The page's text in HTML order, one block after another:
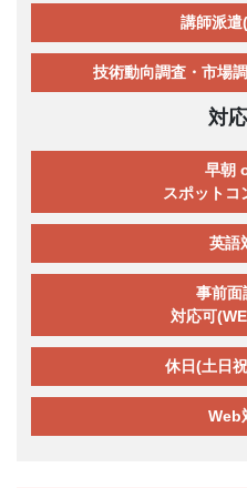
講師派遣
技術動向調査・市場
対
早朝
スポットコ
英語
事前面
対応可
休日(土日
Web